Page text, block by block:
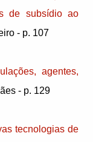
de subsídio ao
- p. 107
agentes,
- p. 129
tecnologias de